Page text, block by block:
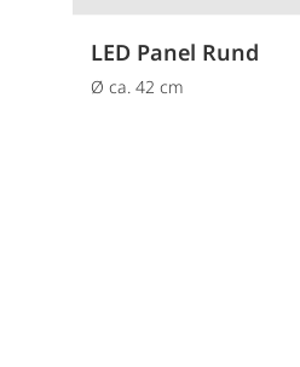
LED Panel Rund
Ø ca. 42 cm